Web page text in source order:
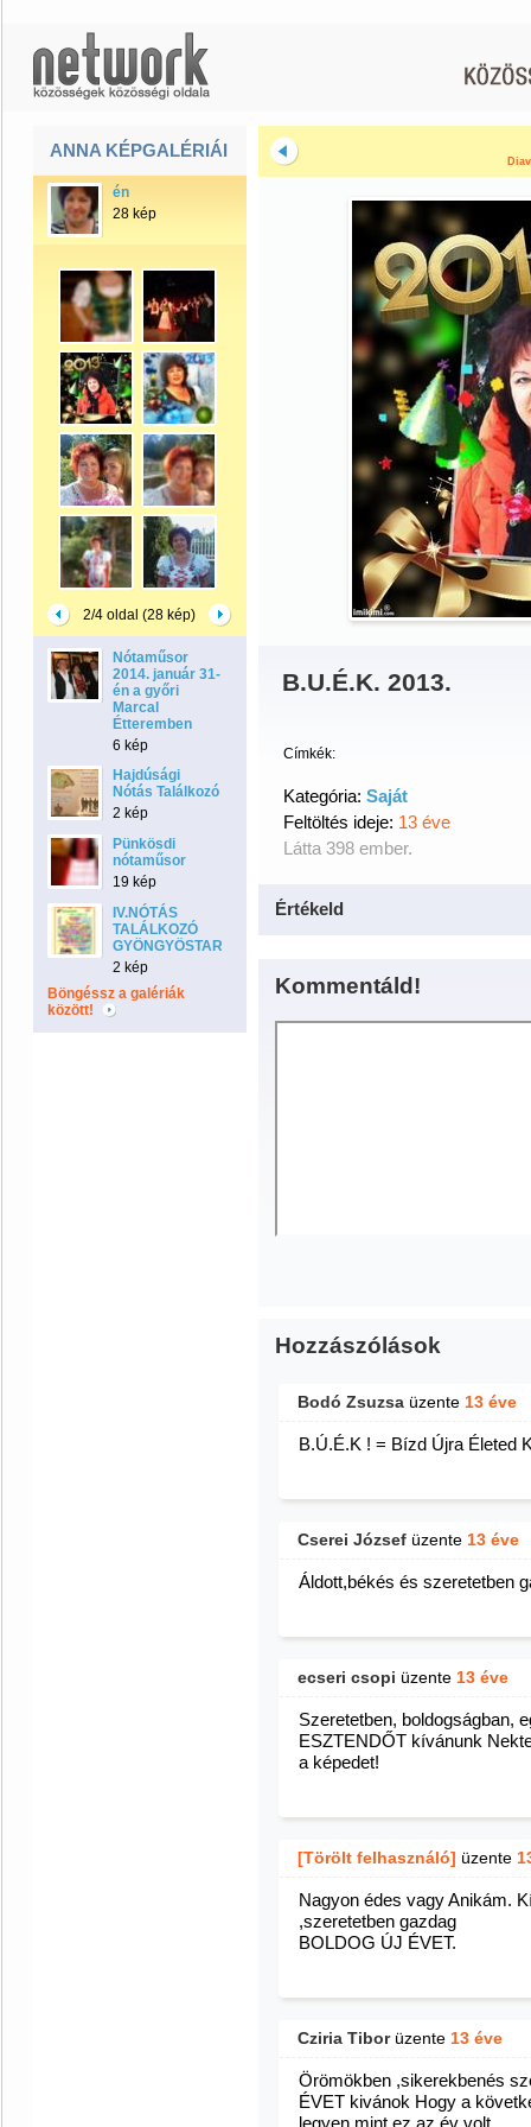
ANNA KÉPGALÉRIÁI
én
28 kép
2/4 oldal (28 kép)
Nótaműsor
2014. január 31-
én a győri
Marcal
Étteremben
6 kép
Hajdúsági
Nótás Találkozó
2 kép
Pünkösdi
nótaműsor
19 kép
IV.NÓTÁS
TALÁLKOZÓ
GYÖNGYÖSTARJÁNBAN
2 kép
Böngéssz a galériák
között!
B.U.É.K. 2013.
Címkék:
Kategória: Saját
Feltöltés ideje: 13 éve
Látta 398 ember.
Értékeld
Kommentáld!
Hozzászólások
Bodó Zsuzsa üzente 13 éve
B.Ú.É.K ! = Bízd Újra Életed
Cserei József üzente 13 éve
Áldott,békés és szeretetben
ecseri csopi üzente 13 éve
Szeretetben, boldogságban,
ESZTENDŐT kívánunk
a képedet!
[Törölt felhasználó] üzente
Nagyon édes vagy Anikám.
,szeretetben gazdag
BOLDOG ÚJ ÉVET.
Cziria Tiborüzente 13 éve
Örömökben ,sikerekbenés
ÉVET kivánok Hogy a
legyen mint ez az év volt